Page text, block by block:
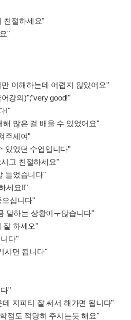
친절하세요"
"
이해하는데 어렵지 않았어요"
강의)";"very good!"
!"
많은 걸 배울 수 있었어요"
주세여"
있었던 수업입니다"
고 친절하세요"
들었습니다"
세요!!"
으십니다"
말하는 상황이ㅜ많습니다"
잘 하세오"
다"
시면 됩니다"
"
지피티 잘 써서 해가면 됩니다"
점도 적당히 주시는듯 해요"